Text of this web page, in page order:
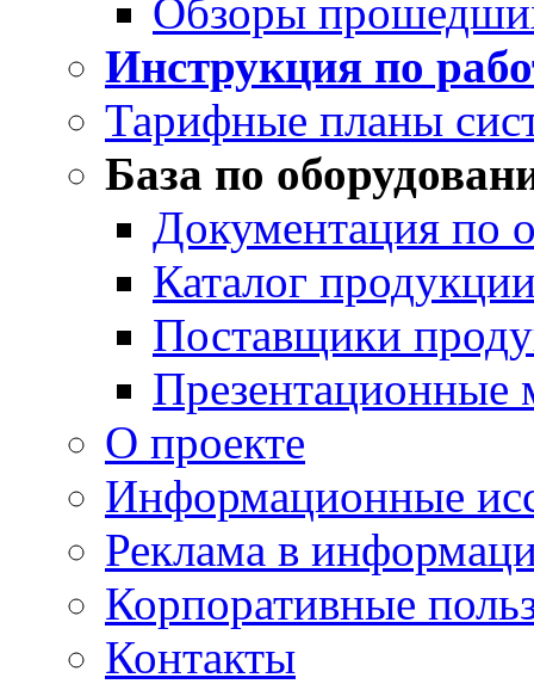
Обзоры
Инструкция по
Тарифные планы
База по
Документация по
Каталог
Поставщики
Презентационные
О проекте
Информационные
Реклама в
Корпоративные
Контакты